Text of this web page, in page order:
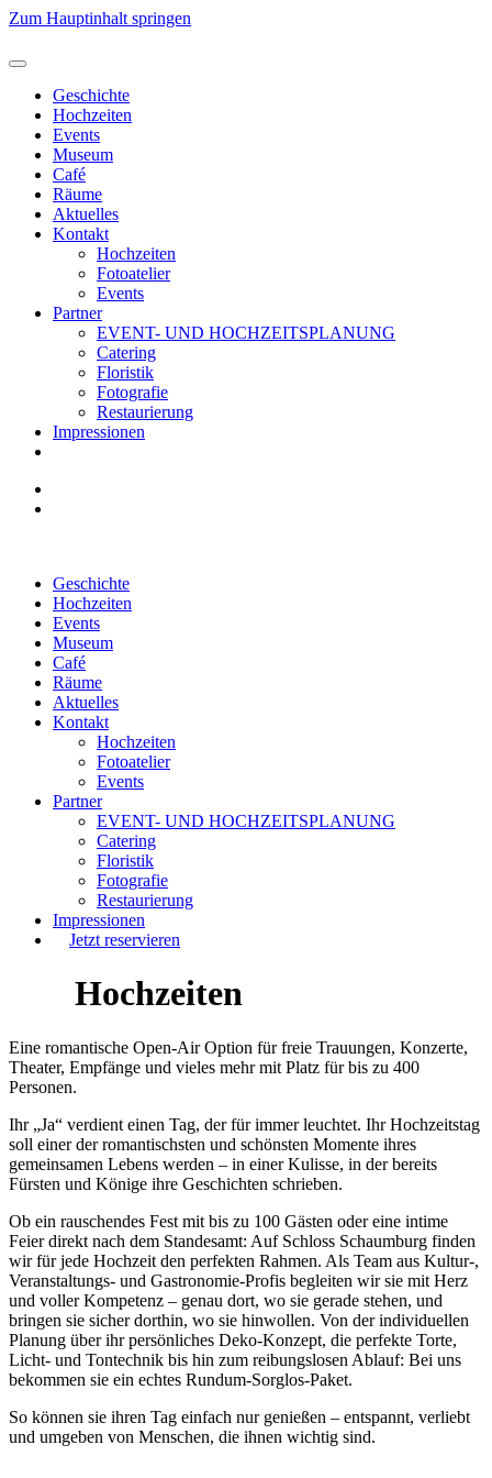
Zum Hauptinhalt springen
Geschichte
Hochzeiten
Events
Museum
Café
Räume
Aktuelles
Kontakt
Hochzeiten
Fotoatelier
Events
Partner
EVENT- UND HOCHZEITSPLANUNG
Catering
Floristik
Fotografie
Restaurierung
Impressionen
Geschichte
Hochzeiten
Events
Museum
Café
Räume
Aktuelles
Kontakt
Hochzeiten
Fotoatelier
Events
Partner
EVENT- UND HOCHZEITSPLANUNG
Catering
Floristik
Fotografie
Restaurierung
Impressionen
Jetzt reservieren
Hochzeiten
Eine romantische Open-Air Option für freie Trauungen, Konzerte,
Theater, Empfänge und vieles mehr mit Platz für bis zu 400
Personen.
Ihr „Ja“ verdient einen Tag, der für immer leuchtet. Ihr Hochzeitstag
soll einer der romantischsten und schönsten Momente ihres
gemeinsamen Lebens werden – in einer Kulisse, in der bereits
Fürsten und Könige ihre Geschichten schrieben.
Ob ein rauschendes Fest mit bis zu 100 Gästen oder eine intime
Feier direkt nach dem Standesamt: Auf Schloss Schaumburg finden
wir für jede Hochzeit den perfekten Rahmen. Als Team aus Kultur-,
Veranstaltungs- und Gastronomie-Profis begleiten wir sie mit Herz
und voller Kompetenz – genau dort, wo sie gerade stehen, und
bringen sie sicher dorthin, wo sie hinwollen. Von der individuellen
Planung über ihr persönliches Deko-Konzept, die perfekte Torte,
Licht- und Tontechnik bis hin zum reibungslosen Ablauf: Bei uns
bekommen sie ein echtes Rundum-Sorglos-Paket.
So können sie ihren Tag einfach nur genießen – entspannt, verliebt
und umgeben von Menschen, die ihnen wichtig sind.